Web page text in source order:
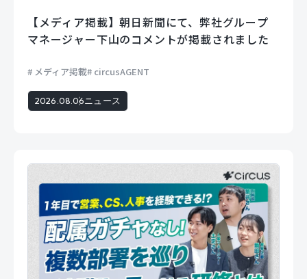
【メディア掲載】朝日新聞にて、弊社グループ
マネージャー下山のコメントが掲載されました
メディア掲載 circusAGENT
2026.08.06ニュース